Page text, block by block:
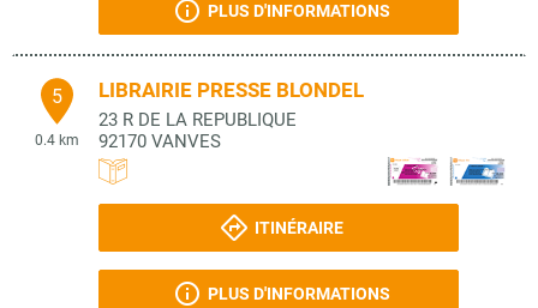
PLUS D'INFORMATIONS
5
0.4 km
LIBRAIRIE PRESSE BLONDEL
23 R DE LA REPUBLIQUE
92170 VANVES
ITINÉRAIRE
PLUS D'INFORMATIONS